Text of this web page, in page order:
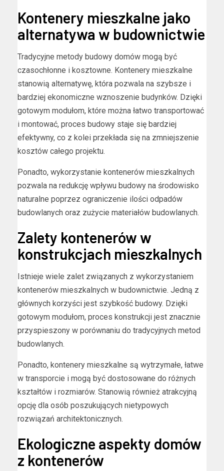
Kontenery mieszkalne jako
alternatywa w budownictwie
Tradycyjne metody budowy domów mogą być
czasochłonne i kosztowne. Kontenery mieszkalne
stanowią alternatywę, która pozwala na szybsze i
bardziej ekonomiczne wznoszenie budynków. Dzięki
gotowym modułom, które można łatwo transportować
i montować, proces budowy staje się bardziej
efektywny, co z kolei przekłada się na zmniejszenie
kosztów całego projektu.
Ponadto, wykorzystanie kontenerów mieszkalnych
pozwala na redukcję wpływu budowy na środowisko
naturalne poprzez ograniczenie ilości odpadów
budowlanych oraz zużycie materiałów budowlanych.
Zalety kontenerów w
konstrukcjach mieszkalnych
Istnieje wiele zalet związanych z wykorzystaniem
kontenerów mieszkalnych w budownictwie. Jedną z
głównych korzyści jest szybkość budowy. Dzięki
gotowym modułom, proces konstrukcji jest znacznie
przyspieszony w porównaniu do tradycyjnych metod
budowlanych.
Ponadto, kontenery mieszkalne są wytrzymałe, łatwe
w transporcie i mogą być dostosowane do różnych
kształtów i rozmiarów. Stanowią również atrakcyjną
opcję dla osób poszukujących nietypowych
rozwiązań architektonicznych.
Ekologiczne aspekty domów
z kontenerów